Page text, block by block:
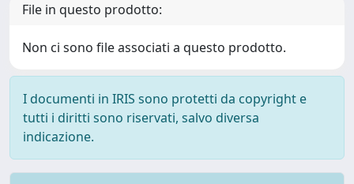
File in questo prodotto:
Non ci sono file associati a questo prodotto.
I documenti in IRIS sono protetti da copyright e
tutti i diritti sono riservati, salvo diversa
indicazione.